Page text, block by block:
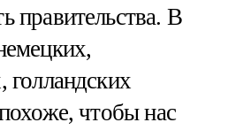
правительства. В
голландских
чтобы нас